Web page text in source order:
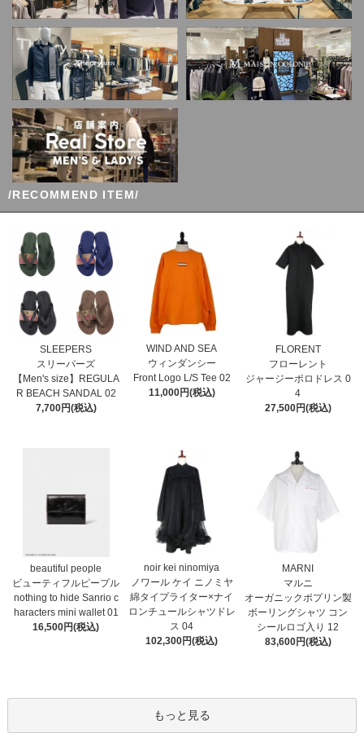
/RECOMMEND ITEM/
SLEEPERS
スリーパーズ
【Men's size】REGULA
R BEACH SANDAL 02
7,700円(税込)
WIND AND SEA
ウィンダンシー
Front Logo L/S Tee 02
11,000円(税込)
FLORENT
フローレント
ジャージーポロドレス 0
4
27,500円(税込)
beautiful people
ビューティフルピープル
nothing to hide Sanrio c
haracters mini wallet⁠ 01
16,500円(税込)
noir kei ninomiya
ノワール ケイ ニノミヤ
綿タイプライター×ナイ
ロンチュールシャツドレ
ス 04
102,300円(税込)
MARNI
マルニ
オーガニックポプリン製
ボーリングシャツ コン
シールロゴ入り 12
83,600円(税込)
もっと見る